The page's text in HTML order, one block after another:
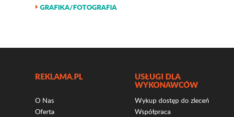
GRAFIKA/FOTOGRAFIA
REKLAMA.PL
O Nas
Oferta
USŁUGI DLA
WYKONAWCÓW
Wykup dostęp do zleceń
Współpraca